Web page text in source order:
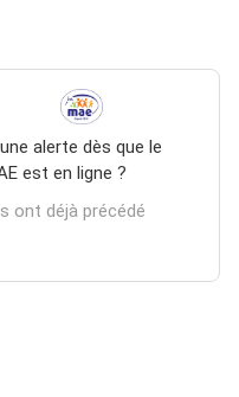
alerte dès que le
est en ligne ?
ont déjà précédé